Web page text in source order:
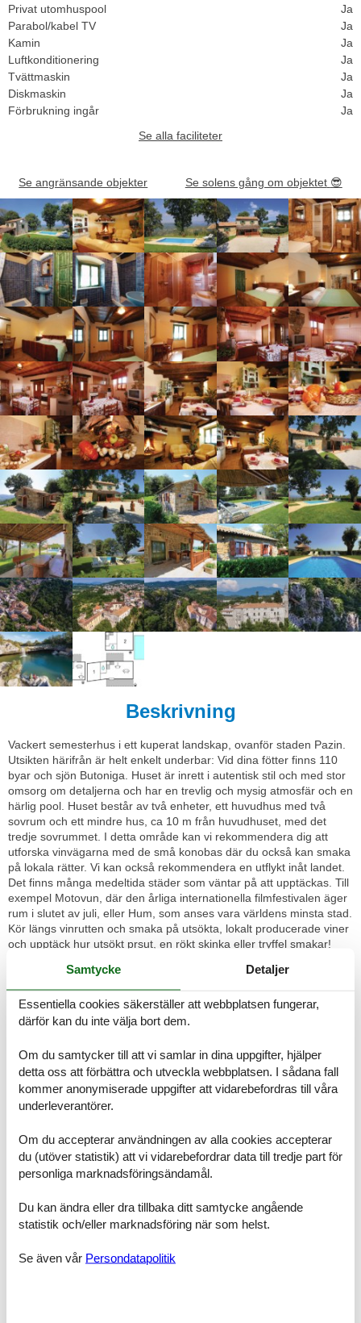
Privat utomhuspool
Ja
Parabol/kabel TV
Ja
Kamin
Ja
Luftkonditionering
Ja
Tvättmaskin
Ja
Diskmaskin
Ja
Förbrukning ingår
Ja
Se alla faciliteter
Se angränsande objekter Se solens gång om objektet 😎
Beskrivning
Vackert semesterhus i ett kuperat landskap, ovanför staden Pazin.
Utsikten härifrån är helt enkelt underbar: Vid dina fötter finns 110
byar och sjön Butoniga. Huset är inrett i autentisk stil och med stor
omsorg om detaljerna och har en trevlig och mysig atmosfär och en
härlig pool. Huset består av två enheter, ett huvudhus med två
sovrum och ett mindre hus, ca 10 m från huvudhuset, med det
tredje sovrummet. I detta område kan vi rekommendera dig att
utforska vinvägarna med de små konobas där du också kan smaka
på lokala rätter. Vi kan också rekommendera en utflykt inåt landet.
Det finns många medeltida städer som väntar på att upptäckas. Till
exempel Motovun, där den årliga internationella filmfestivalen äger
rum i slutet av juli, eller Hum, som anses vara världens minsta stad.
Kör längs vinrutten och smaka på utsökta, lokalt producerade viner
och upptäck hur utsökt prsut, en rökt skinka eller tryffel smakar!
Rumsindelning
Semesterboende
Sovrum, 2 personer
Sovrum, 2 personer
Enkelsäng
Sovrum, 4 personer
Soffa, madrass eller liknande
Badrum
Badrum
WC med varmt och kallt vatten, Dusch
Badrum
Samtycke Detaljer
Essentiella cookies säkerställer att webbplatsen fungerar,
därför kan du inte välja bort dem.
Om du samtycker till att vi samlar in dina uppgifter, hjälper
detta oss att förbättra och utveckla webbplatsen. I sådana fall
kommer anonymiserade uppgifter att vidarebefordras till våra
underleverantörer.
Om du accepterar användningen av alla cookies accepterar
du (utöver statistik) att vi vidarebefordrar data till tredje part för
personliga marknadsföringsändamål.
Du kan ändra eller dra tillbaka ditt samtycke angående
statistik och/eller marknadsföring när som helst.
Se även vår Persondatapolitik